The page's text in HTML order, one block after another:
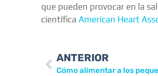
que pueden provocar en la
científica American Heart
ANTERIOR
Cómo alimentar a los